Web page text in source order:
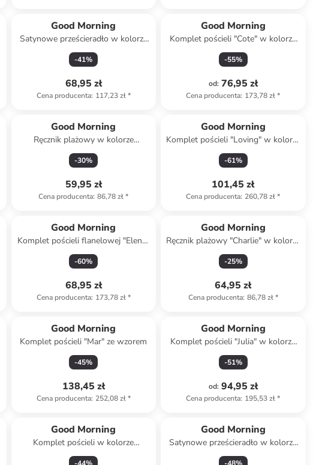
Good Morning
Satynowe prześcieradło w kolorze
oliwkowym na gumce
-41%
68,95 zł
Cena producenta: 117,23 zł*
Good Morning
Komplet pościeli "Cote" w kolorze
beżowym
-55%
od: 76,95 zł
Cena producenta: 173,78 zł*
Good Morning
Ręcznik plażowy w kolorze
jasnoróżowym
-30%
59,95 zł
Cena producenta: 86,78 zł*
Good Morning
Komplet pościeli "Loving" w kolorze
zielonym
-61%
101,45 zł
Cena producenta: 260,78 zł*
Good Morning
Komplet pościeli flanelowej "Elena"
w kolorze szaro-fioletowym
-60%
68,95 zł
Cena producenta: 173,78 zł*
Good Morning
Ręcznik plażowy "Charlie" w kolorze
turkusowo-zielono-fioletowym
-25%
64,95 zł
Cena producenta: 86,78 zł*
Good Morning
Komplet pościeli "Mar" ze wzorem
-45%
138,45 zł
Cena producenta: 252,08 zł*
Good Morning
Komplet pościeli "Julia" w kolorze
jasnoszaro-niebiesko-
jasnoróżowym
-51%
od: 94,95 zł
Cena producenta: 195,53 zł*
Good Morning
Komplet pościeli w kolorze
błękitnym
Good Morning
Satynowe prześcieradło w kolorze
szaroróżowym na gumce